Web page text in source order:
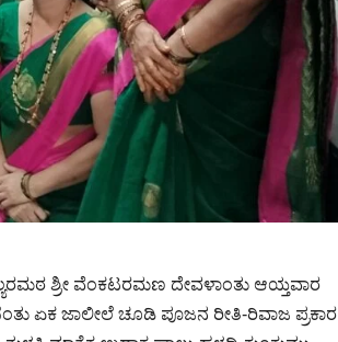
ಶ್ರೀ ವೆಂಕಟರಮಣ ದೇವಳಾಂತು ಆಯ್ತವಾರ
ಏಕ ಜಾಲೀಲೆ ಚೂಡಿ ಪೂಜನ ರೀತಿ-ರಿವಾಜ ಪ್ರಕಾರ